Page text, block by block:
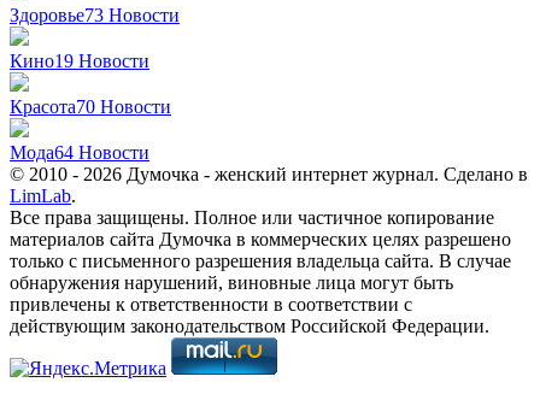
Здоровье73 Новости
Кино19 Новости
Красота70 Новости
Мода64 Новости
© 2010 - 2026 Думочка - женский интернет журнал. Сделано в
LimLab.
Все права защищены. Полное или частичное копирование
материалов сайта Думочка в коммерческих целях разрешено
только с письменного разрешения владельца сайта. В случае
обнаружения нарушений, виновные лица могут быть
привлечены к ответственности в соответствии с
действующим законодательством Российской Федерации.